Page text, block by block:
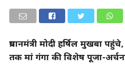
प्रधानमंत्री मोदी हर्षिल मुखबा
तक मां गंगा की विशेष पूजा-